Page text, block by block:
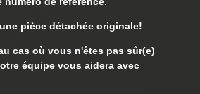
pièce détachée originale!
cas où vous n'êtes pas sûr(e)
équipe vous aidera avec